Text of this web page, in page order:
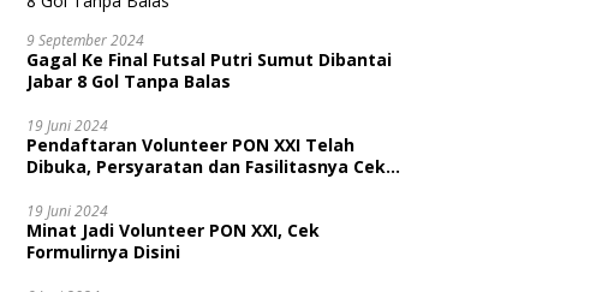
9 September 2024
Gagal Ke Final Futsal Putri Sumut Dibantai
Jabar 8 Gol Tanpa Balas
19 Juni 2024
Pendaftaran Volunteer PON XXI Telah
Dibuka, Persyaratan dan Fasilitasnya Cek
19 Juni 2024
Minat Jadi Volunteer PON XXI, Cek
Formulirnya Disini